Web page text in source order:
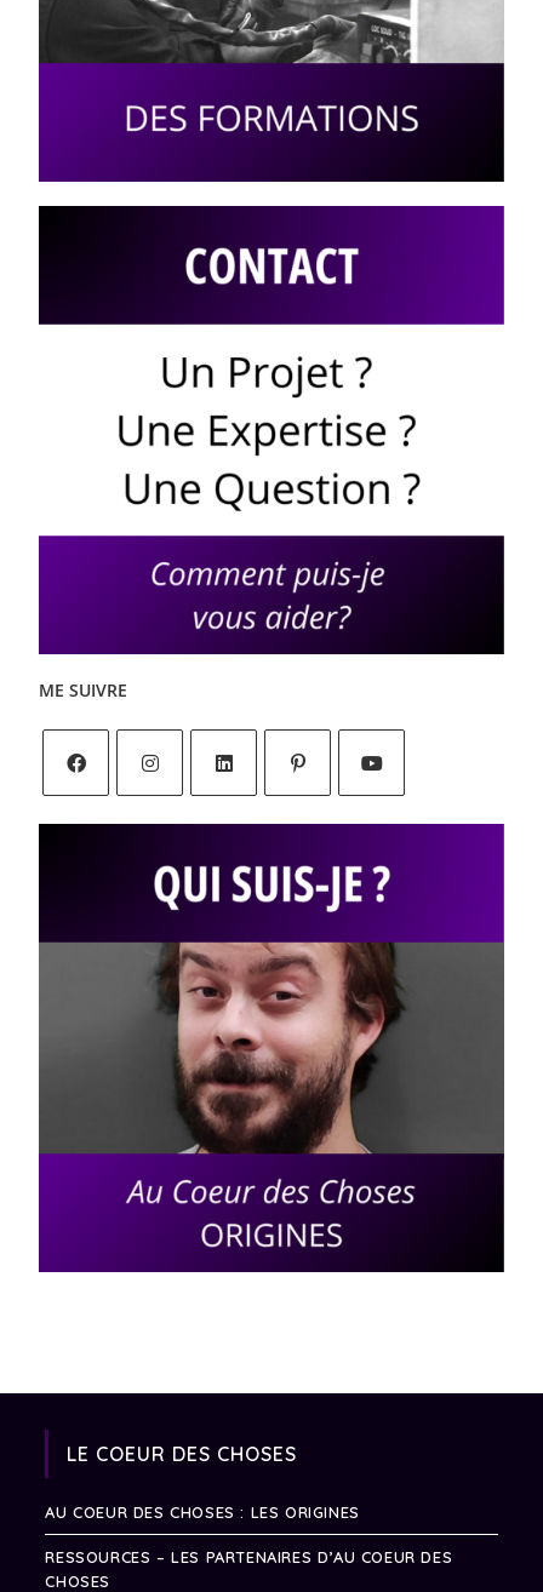
ME SUIVRE
LE COEUR DES CHOSES
AU COEUR DES CHOSES : LES ORIGINES
RESSOURCES – LES PARTENAIRES D’AU COEUR DES
CHOSES